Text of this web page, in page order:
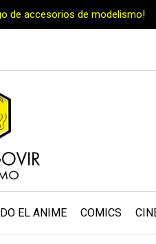
de accesorios de modelismo!
EL ANIME COMICS